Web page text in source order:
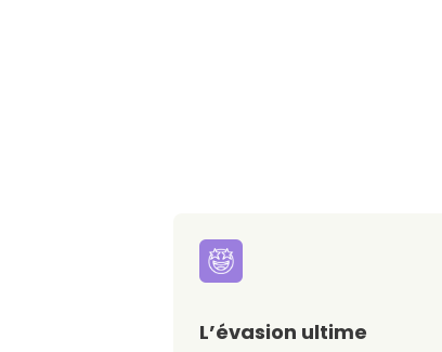
L’évasion ultime